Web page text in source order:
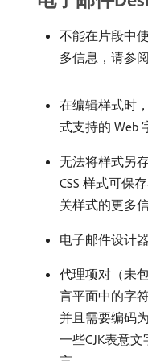
不能在片段中
多信息，请参阅
在编辑样式时
式支持的 Web
无法将样式另
CSS 样式可保
关样式的更多
电子邮件设计
代理项对（未
言平面中的字
并且需要编码
一些CJK表意